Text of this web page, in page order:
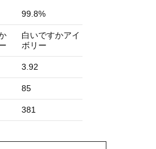
99.8%
白いですかアイ
ボリー
3.92
85
381